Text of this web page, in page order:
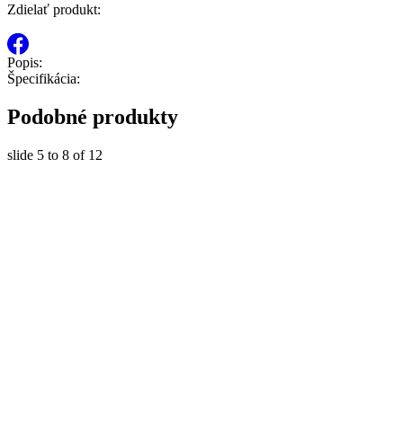
Zdielať produkt:
Popis:
Špecifikácia:
Podobné produkty
slide 5 to 8 of 12